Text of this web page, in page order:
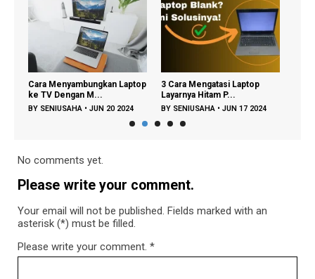
Cara Menyambungkan Laptop
ke TV Dengan M...
BY SENIUSAHA • JUN 20 2024
3 Cara Mengatasi Laptop
Layarnya Hitam P...
BY SENIUSAHA • JUN 17 2024
No comments yet.
Please write your comment.
Your email will not be published. Fields marked with an
asterisk (*) must be filled.
Please write your comment. *